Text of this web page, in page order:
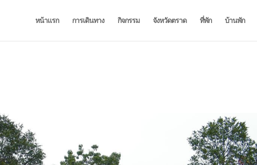
หน้าแรก การเดินทาง กิจกรรม จังหวัดตราด ที่พัก บ้านพัก